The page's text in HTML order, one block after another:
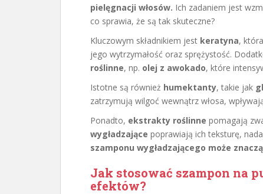
pielęgnacji włosów. Ich zadaniem jest
co sprawia, że są tak skuteczne?
Kluczowym składnikiem jest keratyna,
jego wytrzymałość oraz sprężystość.
roślinne, np. olej z awokado, które
Istotne są również humektanty, takie jak
zatrzymują wilgoć wewnątrz włosa,
Ponadto, ekstrakty roślinne pomagają
wygładzające poprawiają ich teksturę,
szamponu wygładzającego może
Jak stosować szampon na
efektów?